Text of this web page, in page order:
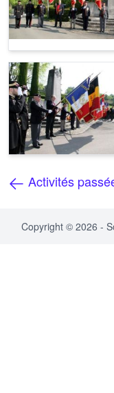
Activités
Copyright © 2026 -